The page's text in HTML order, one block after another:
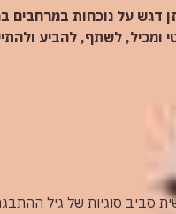
דגש על נוכחות במרחבים
ומכיל, לשתף, להביע
סביב סוגיות של גיל